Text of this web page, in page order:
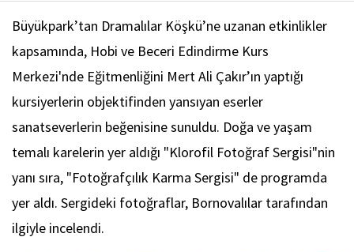
Büyükpark’tan Dramalılar Köşkü’ne uzanan etkinlikler
kapsamında, Hobi ve Beceri Edindirme Kurs
Merkezi'nde Eğitmenliğini Mert Ali Çakır’ın yaptığı
kursiyerlerin objektifinden yansıyan eserler
sanatseverlerin beğenisine sunuldu. Doğa ve yaşam
temalı karelerin yer aldığı "Klorofil Fotoğraf Sergisi"nin
yanı sıra, "Fotoğrafçılık Karma Sergisi" de programda
yer aldı. Sergideki fotoğraflar, Bornovalılar tarafından
ilgiyle incelendi.